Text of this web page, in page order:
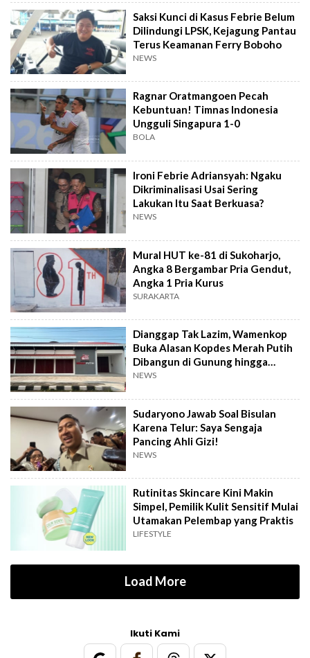
Saksi Kunci di Kasus Febrie Belum
Dilindungi LPSK, Kejagung Pantau
Terus Keamanan Ferry Boboho
NEWS
Ragnar Oratmangoen Pecah
Kebuntuan! Timnas Indonesia
Ungguli Singapura 1-0
BOLA
Ironi Febrie Adriansyah: Ngaku
Dikriminalisasi Usai Sering
Lakukan Itu Saat Berkuasa?
NEWS
Mural HUT ke-81 di Sukoharjo,
Angka 8 Bergambar Pria Gendut,
Angka 1 Pria Kurus
SURAKARTA
Dianggap Tak Lazim, Wamenkop
Buka Alasan Kopdes Merah Putih
Dibangun di Gunung hingga
Dekat TPA
NEWS
Sudaryono Jawab Soal Bisulan
Karena Telur: Saya Sengaja
Pancing Ahli Gizi!
NEWS
Rutinitas Skincare Kini Makin
Simpel, Pemilik Kulit Sensitif Mulai
Utamakan Pelembap yang Praktis
LIFESTYLE
Load More
Ikuti Kami